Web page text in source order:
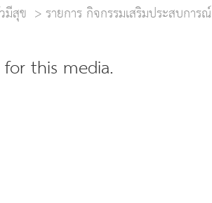
มีสุข
รายการ กิจกรรมเสริมประสบการณ์
this media.